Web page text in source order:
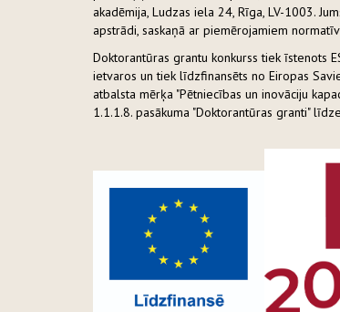
akadēmija, Ludzas iela 24, Rīga, LV-1003.
apstrādi, saskaņā ar piemērojamiem
Doktorantūras grantu konkurss tiek īstenots
ietvaros un tiek līdzfinansēts no Eiropas
atbalsta mērķa "Pētniecības un inovāciju
1.1.1.8. pasākuma "Doktorantūras granti"